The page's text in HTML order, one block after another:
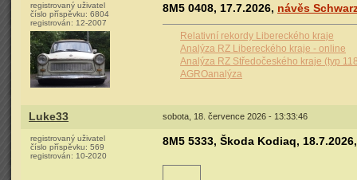
registrovaný uživatel
číslo příspěvku: 6804
registrován: 12-2007
8M5 0408, 17.7.2026, návěs
Relativní rekordy Libereckého kraje
Analýza RZ Libereckého kraje - online
Analýza RZ Středočeského kraje (typ
AGROanalýza
Luke33 sobota, 18. července 2026 - 13:33:46
registrovaný uživatel
číslo příspěvku: 569
registrován: 10-2020
8M5 5333, Škoda Kodiaq,